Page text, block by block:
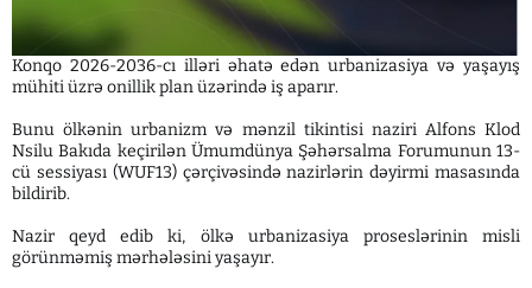
Konqo 2026-2036-cı illəri əhatə edən urbanizasiya və yaşayış
mühiti üzrə onillik plan üzərində iş aparır.
Bunu ölkənin urbanizm və mənzil tikintisi naziri Alfons Klod
Nsilu Bakıda keçirilən Ümumdünya Şəhərsalma Forumunun 13-
cü sessiyası (WUF13) çərçivəsində nazirlərin dəyirmi masasında
bildirib.
Nazir qeyd edib ki, ölkə urbanizasiya proseslərinin misli
görünməmiş mərhələsini yaşayır.